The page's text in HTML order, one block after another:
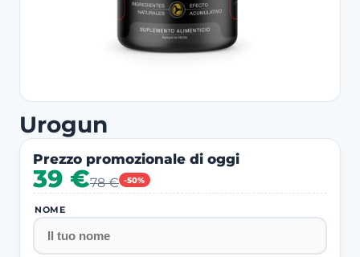
Urogun
Prezzo promozionale di oggi
-50%
39 €78 €
NOME